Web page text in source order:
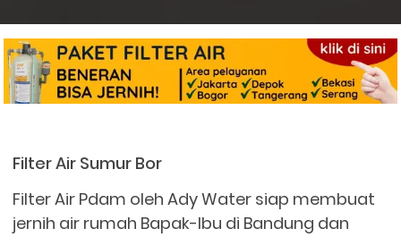
Filter Air Sumur Bor
Filter Air Pdam oleh Ady Water siap membuat
jernih air rumah Bapak-Ibu di Bandung dan